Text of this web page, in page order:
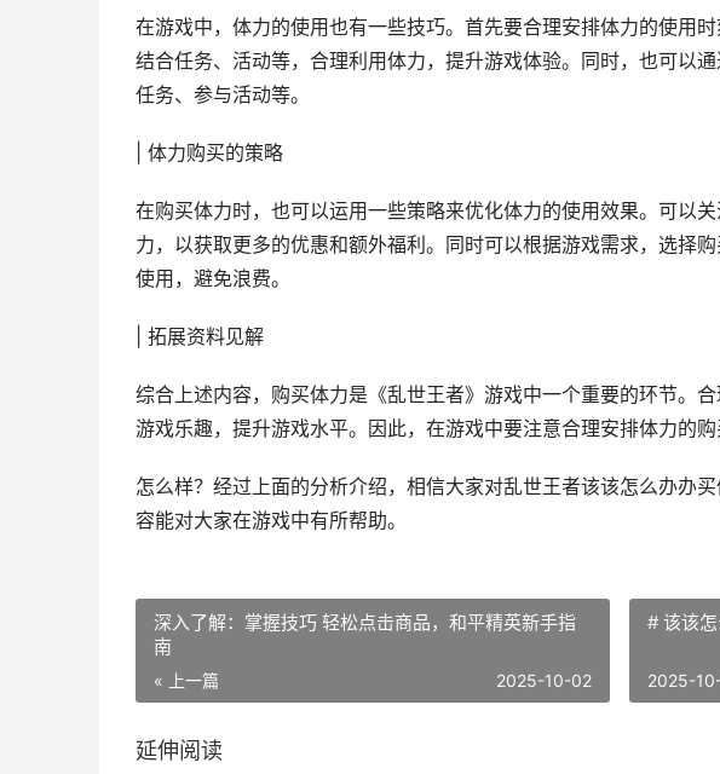
在游戏中，体力的使用也有一些技巧。首先要合理安排体力的使用
结合任务、活动等，合理利用体力，提升游戏体验。同时，也可以
任务、参与活动等。
| 体力购买的策略
在购买体力时，也可以运用一些策略来优化体力的使用效果。可以
力，以获取更多的优惠和额外福利。同时可以根据游戏需求，选择
使用，避免浪费。
| 拓展资料见解
综合上述内容，购买体力是《乱世王者》游戏中一个重要的环节。
游戏乐趣，提升游戏水平。因此，在游戏中要注意合理安排体力的
怎么样？经过上面的分析介绍，相信大家对乱世王者该该怎么办办
容能对大家在游戏中有所帮助。
深入了解：掌握技巧 轻松点击商品，和平精英新手指
南
« 上一篇 2025-10-02
# 该该
2025-
延伸阅读